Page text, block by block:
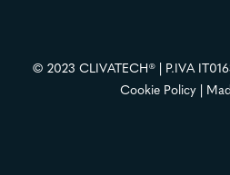
© 2023 CLIVATECH® | P.IVA
Cookie Policy |